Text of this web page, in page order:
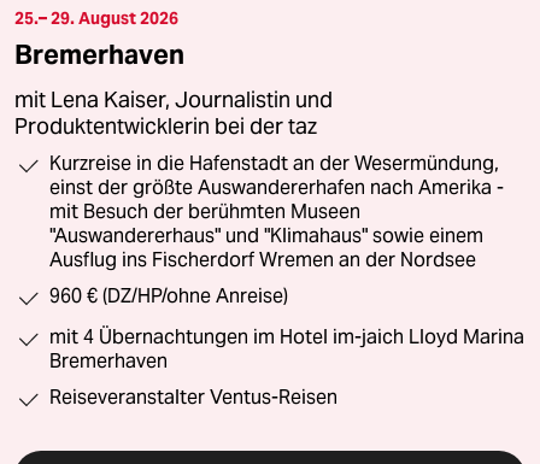
25.– 29. August 2026
Bremerhaven
mit Lena Kaiser, Journalistin und
Produktentwicklerin bei der taz
Kurzreise in die Hafenstadt an der Wesermündung,
einst der größte Auswandererhafen nach Amerika -
mit Besuch der berühmten Museen
"Auswandererhaus" und "Klimahaus" sowie einem
Ausflug ins Fischerdorf Wremen an der Nordsee
960 € (DZ/HP/ohne Anreise)
mit 4 Übernachtungen im Hotel im-jaich Lloyd Marina
Bremerhaven
Reiseveranstalter Ventus-Reisen